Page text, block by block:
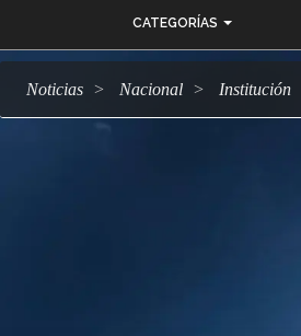
CATEGORÍAS
Noticias Nacional Institución